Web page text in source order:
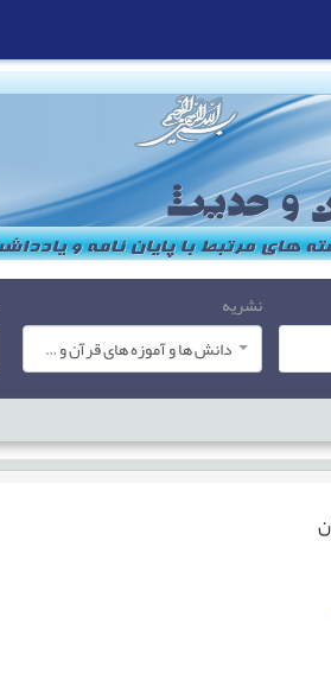
نشریه
دانش ها و آموزه های قرآن و حدیث